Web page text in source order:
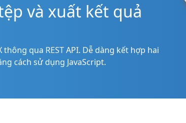
và xuất kết quả
qua REST API. Dễ dàng kết hợp hai
cách sử dụng JavaScript.